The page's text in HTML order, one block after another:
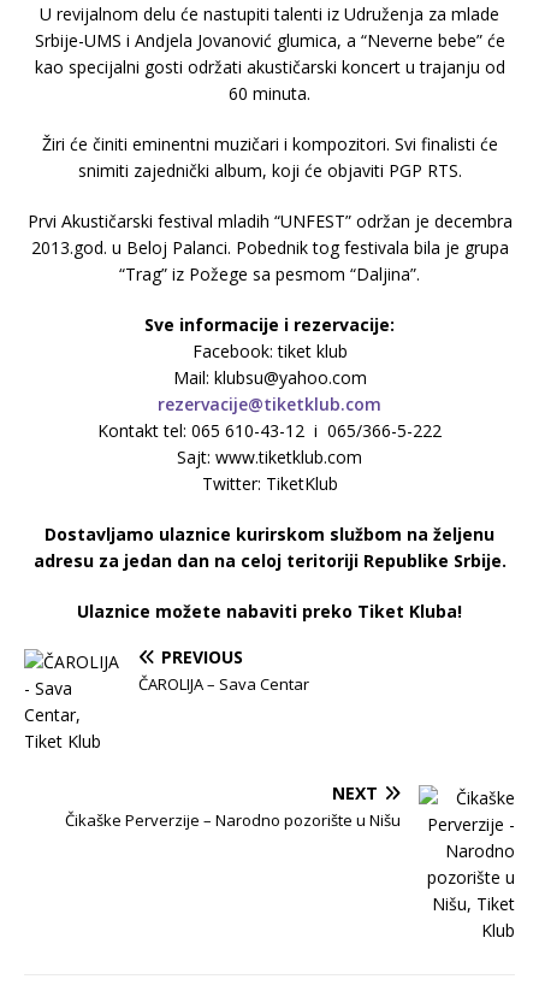
U revijalnom delu će nastupiti talenti iz Udruženja za mlade
Srbije-UMS i Andjela Jovanović glumica, a “Neverne bebe” će
kao specijalni gosti održati akustičarski koncert u trajanju od
60 minuta.
Žiri će činiti eminentni muzičari i kompozitori. Svi finalisti će
snimiti zajednički album, koji će objaviti PGP RTS.
Prvi Akustičarski festival mladih “UNFEST” održan je decembra
2013.god. u Beloj Palanci. Pobednik tog festivala bila je grupa
“Trag” iz Požege sa pesmom “Daljina”.
Sve informacije i rezervacije:
Facebook: tiket klub
Mail: klubsu@yahoo.com
rezervacije@tiketklub.com
Kontakt tel: 065 610-43-12 i 065/366-5-222
Sajt: www.tiketklub.com
Twitter: TiketKlub
Dostavljamo ulaznice kurirskom službom na željenu
adresu za jedan dan na celoj teritoriji Republike Srbije.
Ulaznice možete nabaviti preko Tiket Kluba!
PREVIOUS
ČAROLIJA – Sava Centar
NEXT
Čikaške Perverzije – Narodno pozorište u Nišu